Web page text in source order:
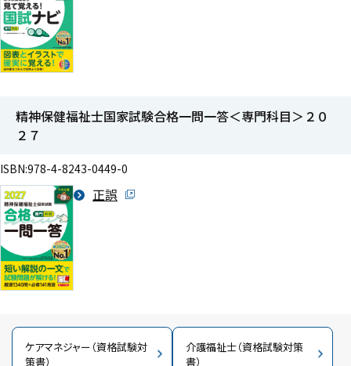
精神保健福祉士国家試験合格一問一答＜専門科目＞２０
２７
ISBN:978-4-8243-0449-0
正誤
ケアマネジャー（資格試験対
策書）
介護福祉士（資格試験対策
書）